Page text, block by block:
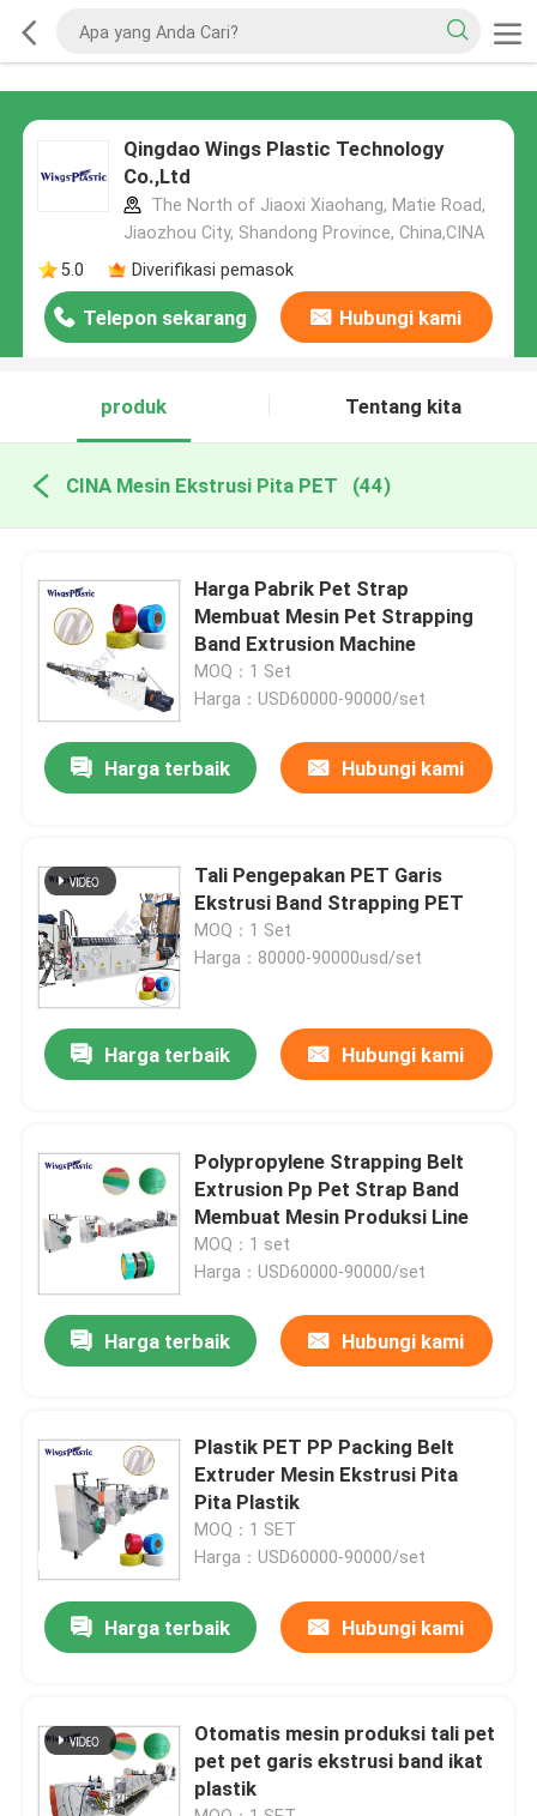
Qingdao Wings Plastic Technology
Co.,Ltd
The North of Jiaoxi Xiaohang, Matie Road,
Jiaozhou City, Shandong Province, China,CINA
5.0
Diverifikasi pemasok
Telepon sekarang Hubungi kami
produk Tentang kita
CINA Mesin Ekstrusi Pita PET (44)
Harga Pabrik Pet Strap
Membuat Mesin Pet Strapping
Band Extrusion Machine
MOQ：1 Set
Harga：USD60000-90000/set
Harga terbaik Hubungi kami
Tali Pengepakan PET Garis
Ekstrusi Band Strapping PET
MOQ：1 Set
Harga：80000-90000usd/set
Harga terbaik Hubungi kami
Polypropylene Strapping Belt
Extrusion Pp Pet Strap Band
Membuat Mesin Produksi Line
MOQ：1 set
Harga：USD60000-90000/set
Harga terbaik Hubungi kami
Plastik PET PP Packing Belt
Extruder Mesin Ekstrusi Pita
Pita Plastik
MOQ：1 SET
Harga：USD60000-90000/set
Harga terbaik Hubungi kami
Otomatis mesin produksi tali pet
pet pet garis ekstrusi band ikat
plastik